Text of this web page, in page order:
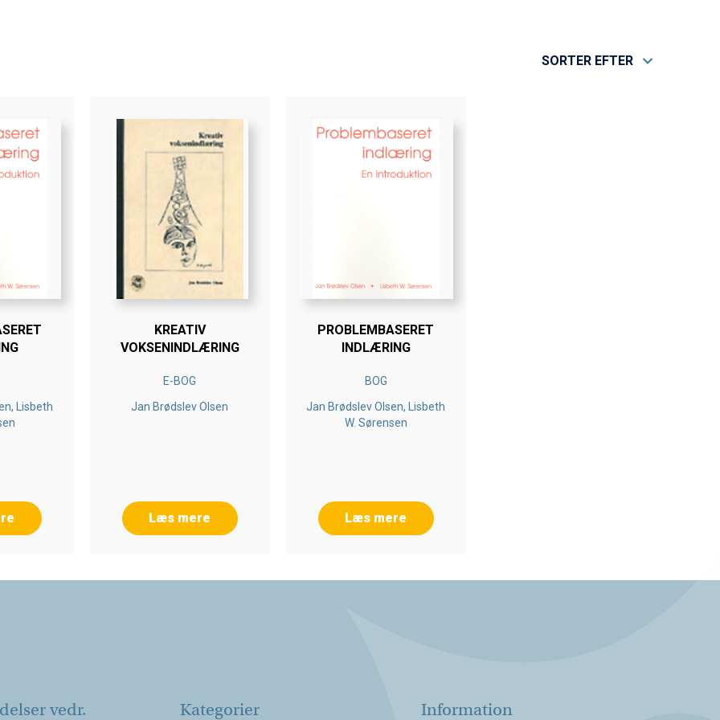
SORTER EFTER
Lisbeth
KREATIV
VOKSENINDLÆRING
E-BOG
Jan Brødslev Olsen
Læs mere
PROBLEMBASERET
INDLÆRING
BOG
Jan Brødslev Olsen, Lisbeth
W. Sørensen
Læs mere
vedr. Kategorier Information